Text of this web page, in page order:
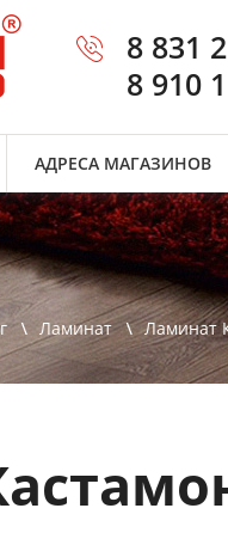
8 831
8 910
АДРЕСА МАГАЗИНОВ
Ламинат Ламинат